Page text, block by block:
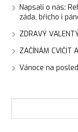
Napsali o nás:
záda, břicho i
ZDRAVÝ
ZAČÍNÁM CVIČIT
Vánoce na